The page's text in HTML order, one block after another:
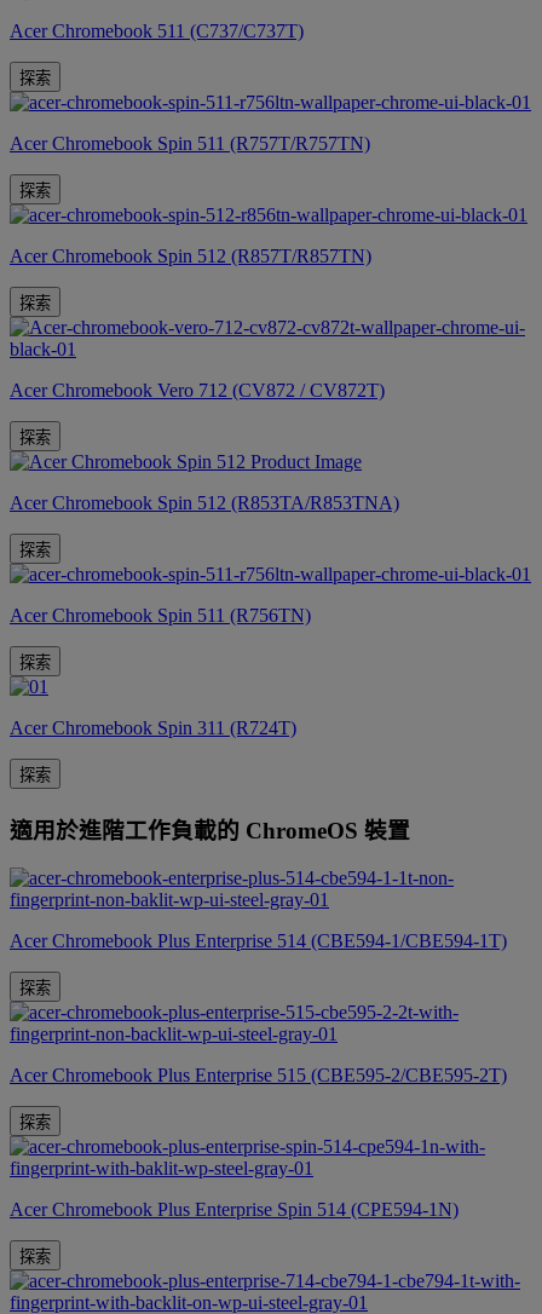
Acer Chromebook 511 (C737/C737T)
探索
Acer Chromebook Spin 511 (R757T/R757TN)
探索
Acer Chromebook Spin 512 (R857T/R857TN)
探索
Acer Chromebook Vero 712 (CV872 / CV872T)
探索
Acer Chromebook Spin 512 (R853TA/R853TNA)
探索
Acer Chromebook Spin 511 (R756TN)
探索
Acer Chromebook Spin 311 (R724T)
探索
適用於進階工作負載的 ChromeOS 裝置
Acer Chromebook Plus Enterprise 514 (CBE594-1/CBE594-1T)
探索
Acer Chromebook Plus Enterprise 515 (CBE595-2/CBE595-2T)
探索
Acer Chromebook Plus Enterprise Spin 514 (CPE594-1N)
探索